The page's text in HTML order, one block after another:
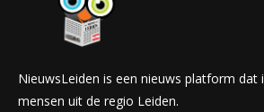
NieuwsLeiden is een nieuws platform dat
mensen uit de regio Leiden.